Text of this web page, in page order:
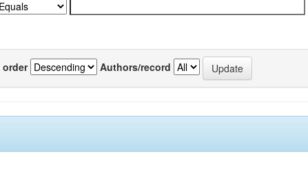
order Authors/record